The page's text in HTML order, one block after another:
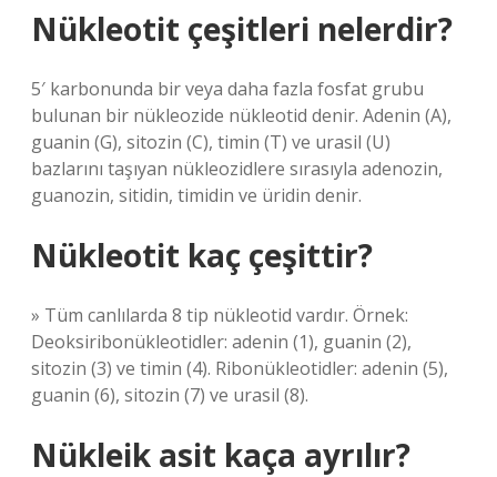
Nükleotit çeşitleri nelerdir?
5′ karbonunda bir veya daha fazla fosfat grubu
bulunan bir nükleozide nükleotid denir. Adenin (A),
guanin (G), sitozin (C), timin (T) ve urasil (U)
bazlarını taşıyan nükleozidlere sırasıyla adenozin,
guanozin, sitidin, timidin ve üridin denir.
Nükleotit kaç çeşittir?
» Tüm canlılarda 8 tip nükleotid vardır. Örnek:
Deoksiribonükleotidler: adenin (1), guanin (2),
sitozin (3) ve timin (4). Ribonükleotidler: adenin (5),
guanin (6), sitozin (7) ve urasil (8).
Nükleik asit kaça ayrılır?